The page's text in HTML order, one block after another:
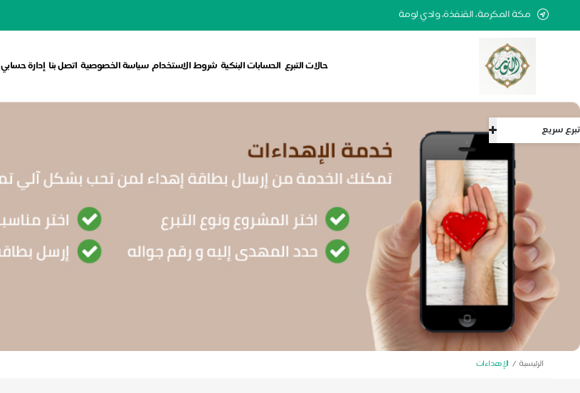
تبرع سريع
مكة المكرمة، القنفذة، وادي لومة
حالات التبرع الحسابات البنكية شروط الاستخدام سياسة الخصوصية اتصل بنا إدارة حسابي
الرئيسية الإهداءات